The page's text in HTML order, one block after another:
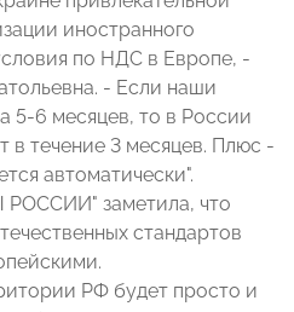
иностранного
по НДС в Европе, -
- Если наши
5-6 месяцев, то в России
в течение 3 месяцев. Плюс -
автоматически".
заметила, что
стандартов
РФ будет просто и